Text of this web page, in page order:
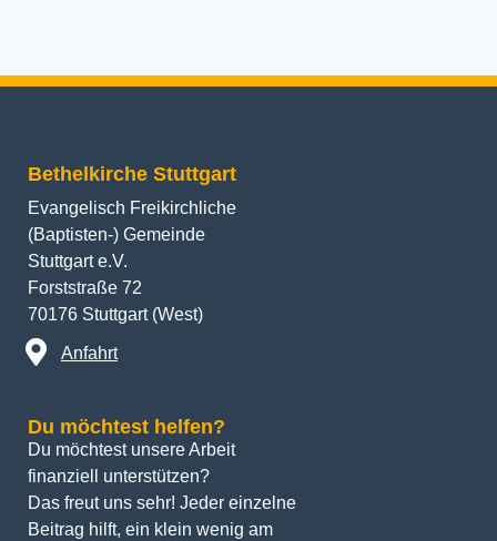
Bethelkirche Stuttgart
Evangelisch Freikirchliche
(Baptisten-) Gemeinde
Stuttgart e.V.
Forststraße 72
70176 Stuttgart (West)
Anfahrt
Du möchtest helfen?
Du möchtest unsere Arbeit
finanziell unterstützen?
Das freut uns sehr! Jeder einzelne
Beitrag hilft, ein klein wenig am